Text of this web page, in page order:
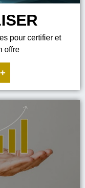
pour certifier et
offre